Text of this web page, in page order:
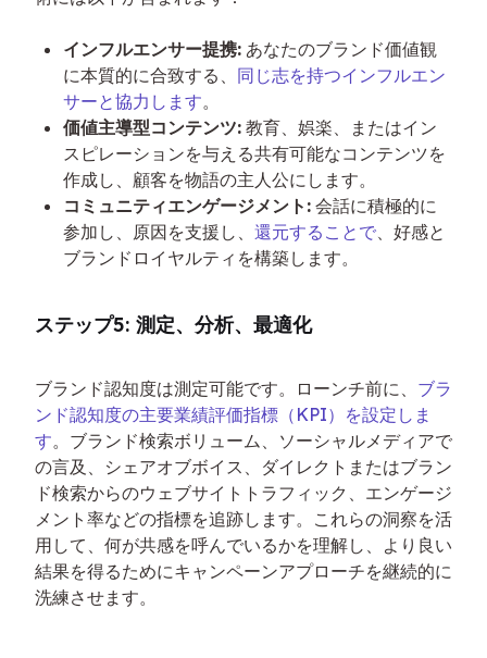
インフルエンサー提携: あなたのブランド価値観
に本質的に合致する、 同じ志を持つインフルエン
サーと協力します。
価値主導型コンテンツ: 教育、娯楽、またはイン
スピレーションを与える共有可能なコンテンツを
作成し、顧客を物語の主人公にします。
コミュニティエンゲージメント: 会話に積極的に
参加し、原因を支援し、 還元することで、好感と
ブランドロイヤルティを構築します。
ステップ5: 測定、分析、最適化
ブランド認知度は測定可能です。ローンチ前に、 ブラ
ンド認知度の主要業績評価指標（KPI）を設定しま
す。ブランド検索ボリューム、ソーシャルメディアで
の言及、シェアオブボイス、ダイレクトまたはブラン
ド検索からのウェブサイトトラフィック、エンゲージ
メント率などの指標を追跡します。これらの洞察を活
用して、何が共感を呼んでいるかを理解し、より良い
結果を得るためにキャンペーンアプローチを継続的に
洗練させます。